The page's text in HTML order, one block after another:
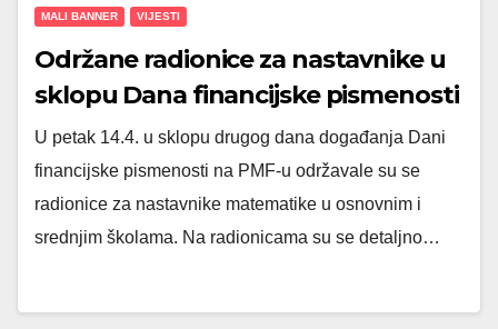
MALI BANNER VIJESTI
Održane radionice za nastavnike u
sklopu Dana financijske pismenosti
na PMF-u
U petak 14.4. u sklopu drugog dana događanja Dani
financijske pismenosti na PMF-u održavale su se
radionice za nastavnike matematike u osnovnim i
srednjim školama. Na radionicama su se detaljno…